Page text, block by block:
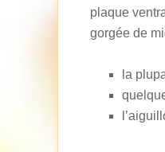
plaque
gorgée de
la